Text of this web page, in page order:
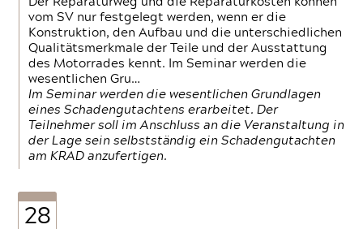
vom SV nur festgelegt werden, wenn er die
Konstruktion, den Aufbau und die unterschiedlichen
Qualitätsmerkmale der Teile und der Ausstattung
des Motorrades kennt. Im Seminar werden die
wesentlichen Gru…
Im Seminar werden die wesentlichen Grundlagen
eines Schadengutachtens erarbeitet. Der
Teilnehmer soll im Anschluss an die Veranstaltung in
der Lage sein selbstständig ein Schadengutachten
am KRAD anzufertigen.
28